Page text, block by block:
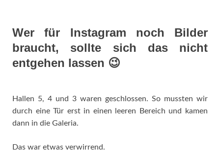
Wer für Instagram noch Bilder
braucht, sollte sich das nicht
entgehen lassen 😉
Hallen 5, 4 und 3 waren geschlossen. So mussten wir
durch eine Tür erst in einen leeren Bereich und kamen
dann in die Galeria.
Das war etwas verwirrend.